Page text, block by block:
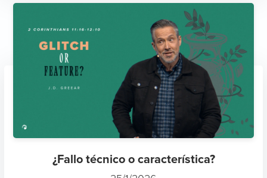
¿Fallo técnico o característica?